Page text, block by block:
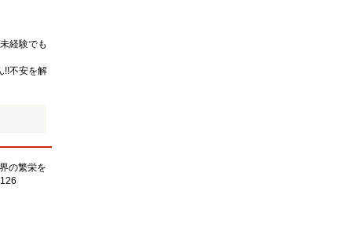
経験でも
!!不安を解
の繁栄を